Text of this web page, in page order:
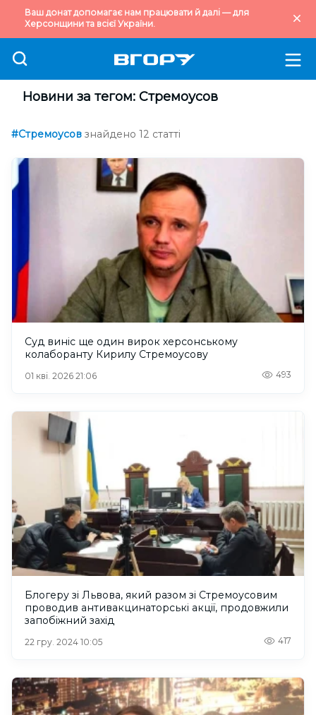
Ваш донат допомагає нам працювати й далі — для
Херсонщини та всієї України.
Новини за тегом: Стремоусов
#Стремоусов знайдено 12 статті
Суд виніс ще один вирок херсонському
колаборанту Кирилу Стремоусову
01 кві. 2026 21:06 493
Блогеру зі Львова, який разом зі Стремоусовим
проводив антивакцинаторські акції, продовжили
запобіжний захід
22 гру. 2024 10:05 417